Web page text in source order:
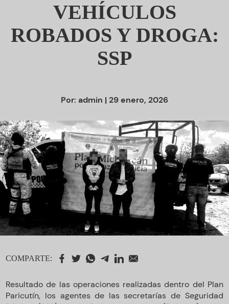
VEHÍCULOS
ROBADOS Y DROGA:
SSP
Por: admin | 29 enero, 2026
COMPARTE:
Resultado de las operaciones realizadas dentro del Plan
Paricutín, los agentes de las secretarías de Seguridad